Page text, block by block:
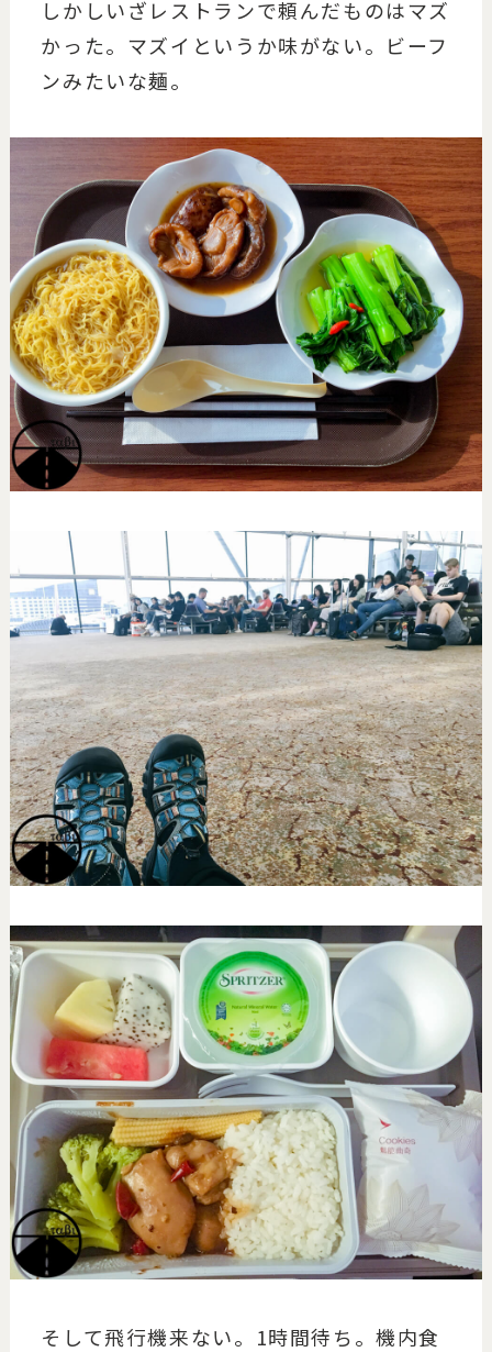
しかしいざレストランで頼んだものはマズ
かった。マズイというか味がない。ビーフ
ンみたいな麺。
そして飛行機来ない。1時間待ち。機内食